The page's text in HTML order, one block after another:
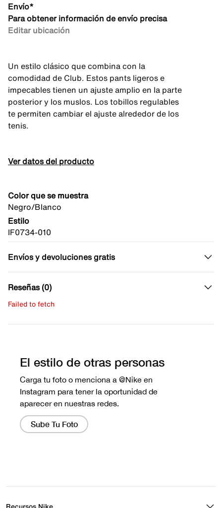
Envío*
Para obtener información de envío precisa
Editar ubicación
Un estilo clásico que combina con la
comodidad de Club. Estos pants ligeros e
impecables tienen un ajuste amplio en la parte
posterior y los muslos. Los tobillos regulables
te permiten cambiar el ajuste alrededor de los
tenis.
Ver datos del producto
Color que se muestra
Negro/Blanco
Estilo
IF0734-010
Envíos y devoluciones gratis
Reseñas (0)
Failed to fetch